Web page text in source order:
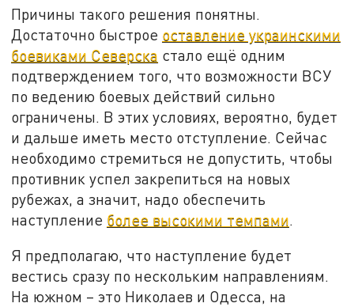
Причины такого решения понятны.
Достаточно быстрое оставление украинскими
боевиками Северска стало ещё одним
подтверждением того, что возможности ВСУ
по ведению боевых действий сильно
ограничены. В этих условиях, вероятно, будет
и дальше иметь место отступление. Сейчас
необходимо стремиться не допустить, чтобы
противник успел закрепиться на новых
рубежах, а значит, надо обеспечить
наступление более высокими темпами.
Я предполагаю, что наступление будет
вестись сразу по нескольким направлениям.
На южном – это Николаев и Одесса, на